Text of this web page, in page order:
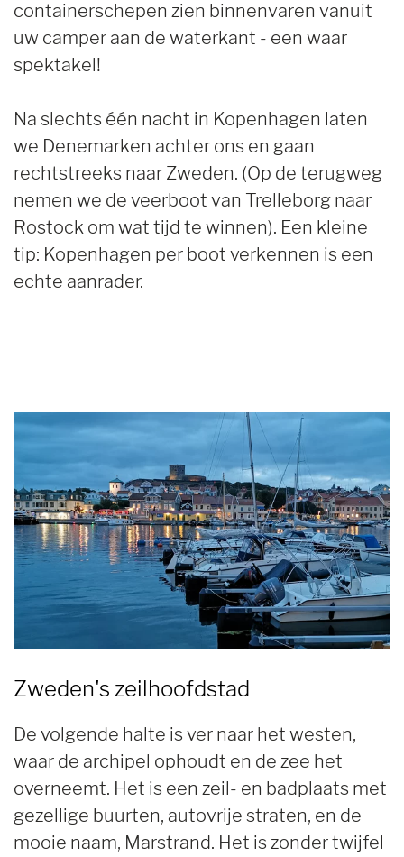
containerschepen zien binnenvaren vanuit
uw camper aan de waterkant - een waar
spektakel!
Na slechts één nacht in Kopenhagen laten
we Denemarken achter ons en gaan
rechtstreeks naar Zweden. (Op de terugweg
nemen we de veerboot van Trelleborg naar
Rostock om wat tijd te winnen). Een kleine
tip: Kopenhagen per boot verkennen is een
echte aanrader.
Zweden's zeilhoofdstad
De volgende halte is ver naar het westen,
waar de archipel ophoudt en de zee het
overneemt. Het is een zeil- en badplaats met
gezellige buurten, autovrije straten, en de
mooie naam, Marstrand. Het is zonder twijfel